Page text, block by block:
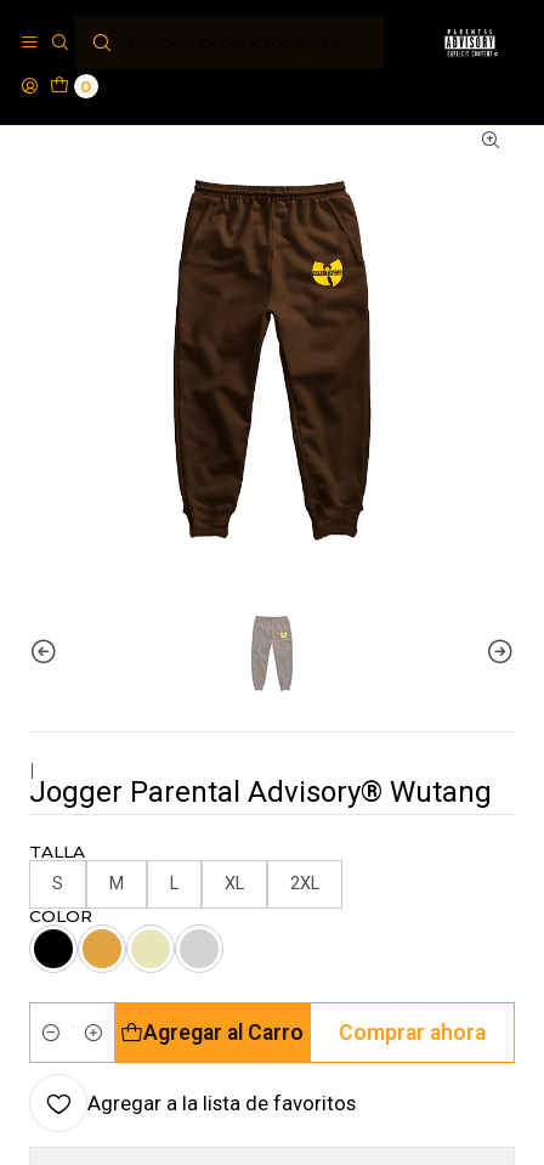
0
|
Jogger Parental Advisory® Wutang
TALLA
S M L XL 2XL
COLOR
Cantidad
Agregar al Carro Comprar ahora
Agregar a la lista de favoritos